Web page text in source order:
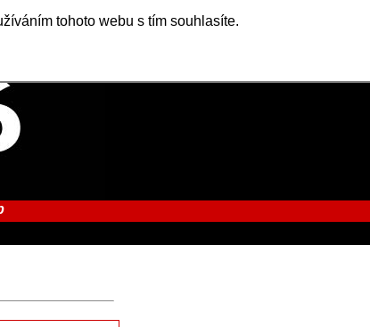
tohoto webu s tím souhlasíte.